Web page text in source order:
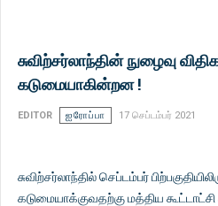
சுவிற்சர்லாந்தின் நுழைவு
கடுமையாகின்றன !
EDITOR ஐரோப்பா 17 செப்டம்பர் 2021
சுவிற்சர்லாந்தில் செப்டம்பர்
கடுமையாக்குவதற்கு மத்திய